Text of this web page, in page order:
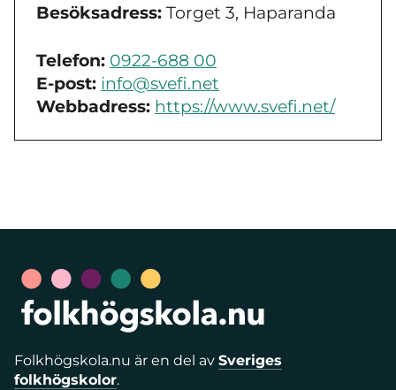
Besöksadress: Torget 3, Haparanda
Telefon: 0922-688 00
E-post: info@svefi.net
Webbadress: https://www.svefi.net/
Folkhögskola.nu är en del av Sveriges
folkhögskolor.